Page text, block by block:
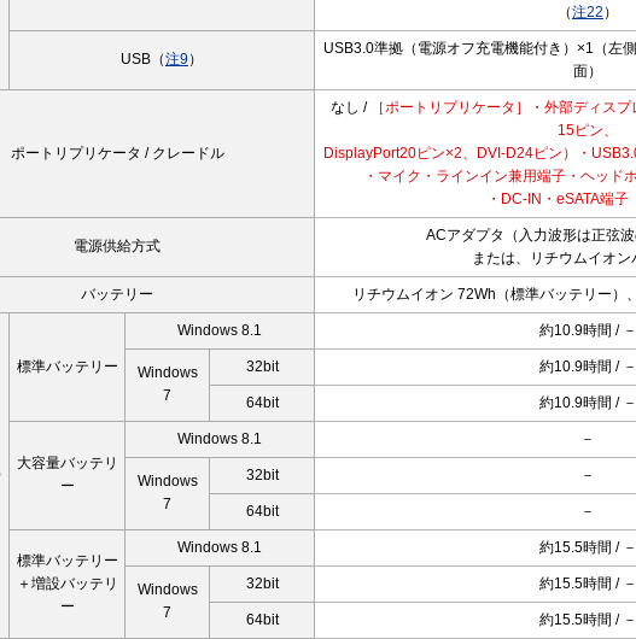
（注22 ）
USB（注9 ）
USB3.0準拠（電源オフ充電機能付き）×1（左
面）
ポートリプリケータ / クレードル
なし /
［ポートリプリケータ］・外部ディス
15ピン、
DisplayPort20ピン×2、DVI-D24ピン）・
・マイク・ラインイン兼用端子・ヘッド
・DC-IN・eSATA端子
電源供給方式
ACアダプタ（入力波形は正弦波
または、リチウムイオン
バッテリー リチウムイオン 72Wh（標準バッテリー）
標準バッテリー
Windows 8.1 約10.9時間 / －
Windows
7
32bit 約10.9時間 / －
64bit 約10.9時間 / －
大容量バッテリ
ー
Windows 8.1 －
Windows
7
32bit －
64bit －
標準バッテリー
＋増設バッテリ
ー
Windows 8.1 約15.5時間 / －
Windows
7
32bit 約15.5時間 / －
64bit 約15.5時間 / －